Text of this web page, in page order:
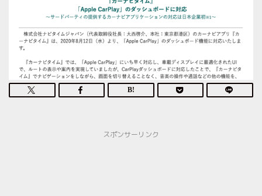
スポンサーリンク